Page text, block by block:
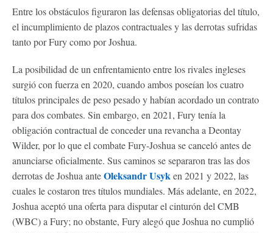
Entre los obstáculos figuraron las defensas obligatorias del título,
el incumplimiento de plazos contractuales y las derrotas sufridas
tanto por Fury como por Joshua.
La posibilidad de un enfrentamiento entre los rivales ingleses
surgió con fuerza en 2020, cuando ambos poseían los cuatro
títulos principales de peso pesado y habían acordado un contrato
para dos combates. Sin embargo, en 2021, Fury tenía la
obligación contractual de conceder una revancha a Deontay
Wilder, por lo que el combate Fury-Joshua se canceló antes de
anunciarse oficialmente. Sus caminos se separaron tras las dos
derrotas de Joshua anteOleksandr Usyken 2021 y 2022, las
cuales le costaron tres títulos mundiales. Más adelante, en 2022,
Joshua aceptó una oferta para disputar el cinturón del CMB
(WBC) a Fury; no obstante, Fury alegó que Joshua no cumplió